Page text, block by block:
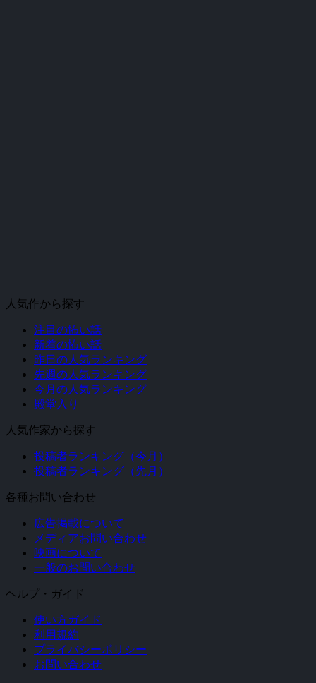
人気作から探す
注目の怖い話
新着の怖い話
昨日の人気ランキング
先週の人気ランキング
今月の人気ランキング
殿堂入り
人気作家から探す
投稿者ランキング（今月）
投稿者ランキング（先月）
各種お問い合わせ
広告掲載について
メディアお問い合わせ
映画について
一般のお問い合わせ
ヘルプ・ガイド
使い方ガイド
利用規約
プライバシーポリシー
お問い合わせ